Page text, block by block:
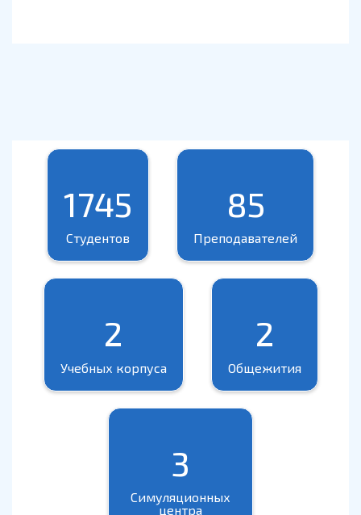
1745
Студентов
85
Преподавателей
2
Учебных корпуса
2
Общежития
3
Симуляционных
центра